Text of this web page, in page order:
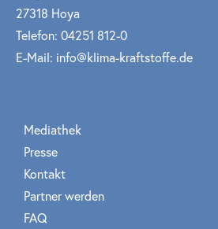
27318 Hoya
Telefon: 04251 812-0
E-Mail: info@klima-kraftstoffe.de
Mediathek
Presse
Kontakt
Partner werden
FAQ